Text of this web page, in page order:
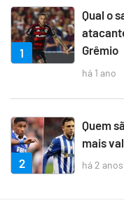
1
Qual o
Grêmio
há 1 ano
2
Quem
mais
há 2 anos